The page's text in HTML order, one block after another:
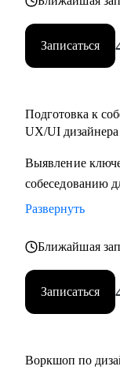
Записаться
Подготовка к
UX/UI дизайнера
Выявление
собеседованию
Развернуть
Ближайшая
Записаться
Воркшоп по